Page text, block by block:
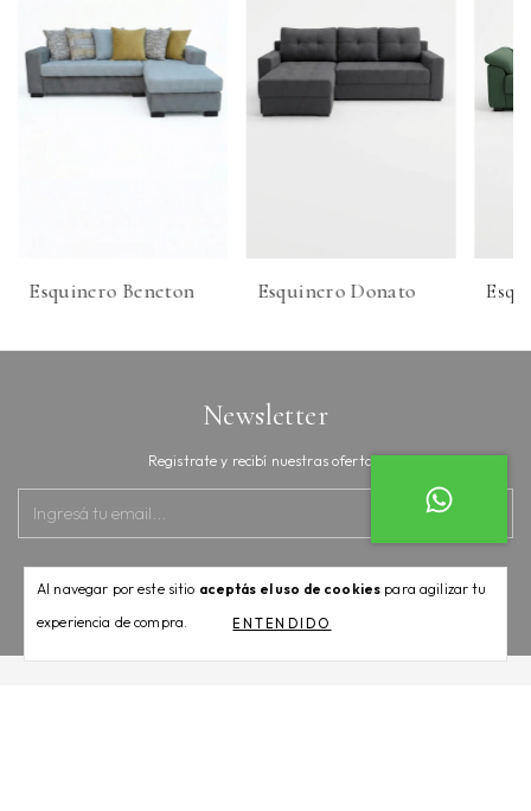
Al navegar por este sitio aceptás el uso de cookies para agilizar tu
experiencia de compra.
ENTENDIDO
Esquinero Beneton Esquinero Donato
Newsletter
Registrate y recibí nuestras ofertas.